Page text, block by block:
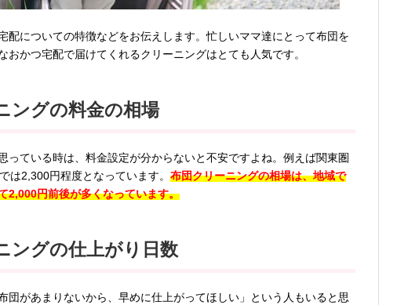
配についての特徴などをお伝えします。忙しいママ達にとって布団を
おかつ宅配で届けてくれるクリーニングはとても人気です。
ングの料金の相場
っている時は、料金設定が分からないと不安ですよね。例えば関東圏
は2,300円程度となっています。 布団クリーニングの相場は、地域で
2,000円前後が多くなっています。
ングの仕上がり日数
団があまりないから、早めに仕上がってほしい」という人もいると思